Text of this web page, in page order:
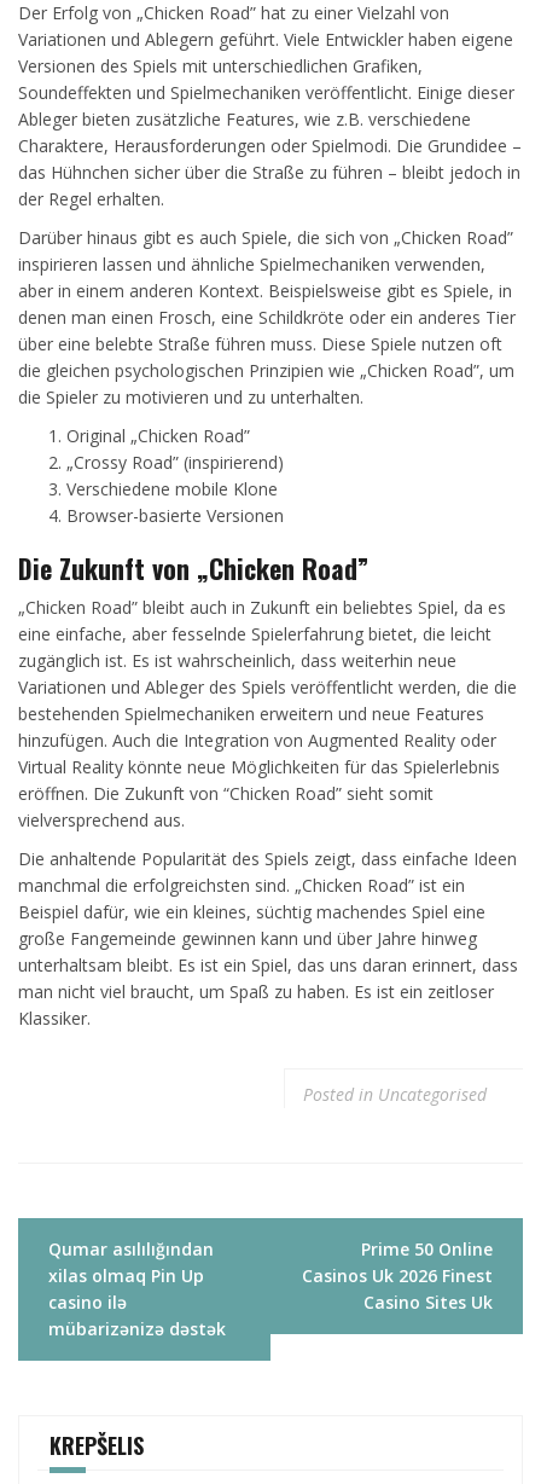
Der Erfolg von „Chicken Road” hat zu einer Vielzahl von
Variationen und Ablegern geführt. Viele Entwickler haben eigene
Versionen des Spiels mit unterschiedlichen Grafiken,
Soundeffekten und Spielmechaniken veröffentlicht. Einige dieser
Ableger bieten zusätzliche Features, wie z.B. verschiedene
Charaktere, Herausforderungen oder Spielmodi. Die Grundidee –
das Hühnchen sicher über die Straße zu führen – bleibt jedoch in
der Regel erhalten.
Darüber hinaus gibt es auch Spiele, die sich von „Chicken Road”
inspirieren lassen und ähnliche Spielmechaniken verwenden,
aber in einem anderen Kontext. Beispielsweise gibt es Spiele, in
denen man einen Frosch, eine Schildkröte oder ein anderes Tier
über eine belebte Straße führen muss. Diese Spiele nutzen oft
die gleichen psychologischen Prinzipien wie „Chicken Road”, um
die Spieler zu motivieren und zu unterhalten.
Original „Chicken Road”
„Crossy Road” (inspirierend)
Verschiedene mobile Klone
Browser-basierte Versionen
Die Zukunft von „Chicken Road”
„Chicken Road” bleibt auch in Zukunft ein beliebtes Spiel, da es
eine einfache, aber fesselnde Spielerfahrung bietet, die leicht
zugänglich ist. Es ist wahrscheinlich, dass weiterhin neue
Variationen und Ableger des Spiels veröffentlicht werden, die die
bestehenden Spielmechaniken erweitern und neue Features
hinzufügen. Auch die Integration von Augmented Reality oder
Virtual Reality könnte neue Möglichkeiten für das Spielerlebnis
eröffnen. Die Zukunft von “Chicken Road” sieht somit
vielversprechend aus.
Die anhaltende Popularität des Spiels zeigt, dass einfache Ideen
manchmal die erfolgreichsten sind. „Chicken Road” ist ein
Beispiel dafür, wie ein kleines, süchtig machendes Spiel eine
große Fangemeinde gewinnen kann und über Jahre hinweg
unterhaltsam bleibt. Es ist ein Spiel, das uns daran erinnert, dass
man nicht viel braucht, um Spaß zu haben. Es ist ein zeitloser
Klassiker.
Posted in Uncategorised
Navigacija
tarp
įrašų
Qumar asılılığından
xilas olmaq Pin Up
casino ilə
mübarizənizə dəstək
Prime 50 Online
Casinos Uk 2026 Finest
Casino Sites Uk
KREPŠELIS